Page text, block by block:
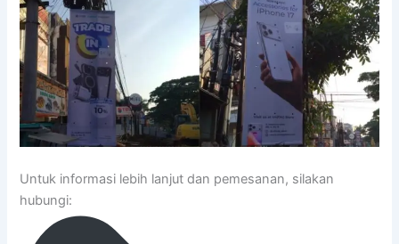
Untuk informasi lebih lanjut dan pemesanan, silakan
hubungi: